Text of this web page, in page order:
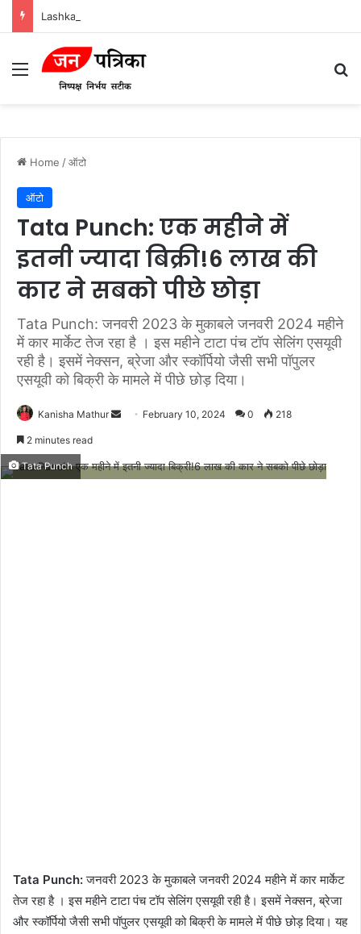
Menu
Home /ऑटो
ऑटो
Tata Punch: एक महीने में
इतनी ज्यादा बिक्री!6 लाख की
कार ने सबको पीछे छोड़ा
Tata Punch: जनवरी 2023 के मुकाबले जनवरी 2024 महीने
में कार मार्केट तेज रहा है । इस महीने टाटा पंच टॉप सेलिंग एसयूवी
रही है। इसमें नेक्सन, ब्रेजा और स्कॉर्पियो जैसी सभी पॉपुलर
एसयूवी को बिक्री के मामले में पीछे छोड़ दिया।
Kanisha Mathur
Send February 10, 2024 0 218
2 minutes read
Tata Punch
Tata Punch:जनवरी 2023 के मुकाबले जनवरी 2024 महीने में कार मार्केट
तेज रहा है । इस महीने टाटा पंच टॉप सेलिंग एसयूवी रही है। इसमें नेक्सन, ब्रेजा
और स्कॉर्पियो जैसी सभी पॉपुलर एसयूवी को बिक्री के मामले में पीछे छोड़ दिया। यह